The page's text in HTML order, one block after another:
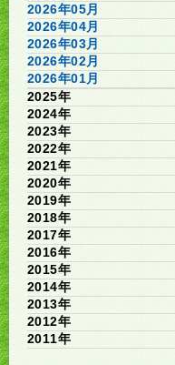
2026年05月
2026年04月
2026年03月
2026年02月
2026年01月
2025年
2024年
2023年
2022年
2021年
2020年
2019年
2018年
2017年
2016年
2015年
2014年
2013年
2012年
2011年